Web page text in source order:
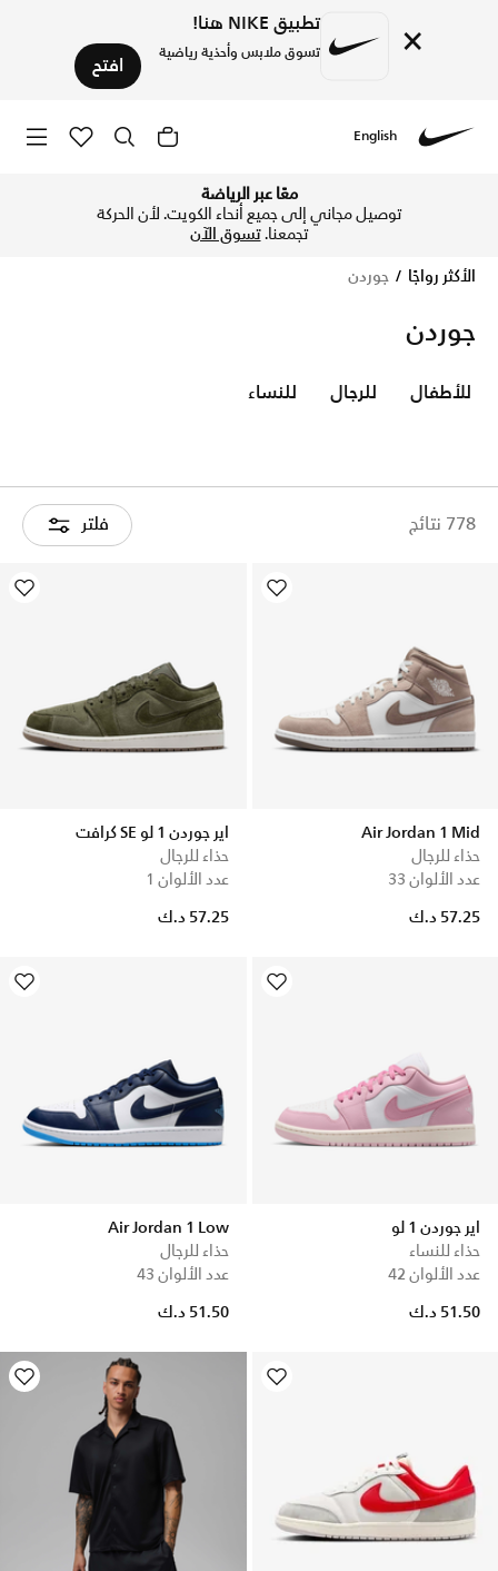
× تطبيق NIKE هنا!
تسوق ملابس وأحذية رياضية افتح
English
معًا عبر الرياضة
توصيل مجاني إلى جميع أنحاء الكويت. لأن الحركة
تجمعنا.تسوق الآن
الأكثر رواجًا
جوردن
جوردن
778 نتائج فلتر
للأطفال للرجال للنساء
Air Jordan 1 Mid
حذاء للرجال
عدد الألوان 33
57.25 د.ك
اير جوردن 1 لو SE كرافت
حذاء للرجال
عدد الألوان 1
57.25 د.ك
اير جوردن 1 لو
حذاء للنساء
عدد الألوان 42
51.50 د.ك
Air Jordan 1 Low
حذاء للرجال
عدد الألوان 43
51.50 د.ك